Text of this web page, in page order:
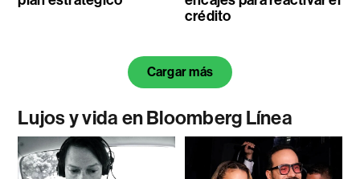
crédito
Cargar más
Lujos y vida en Bloomberg Línea